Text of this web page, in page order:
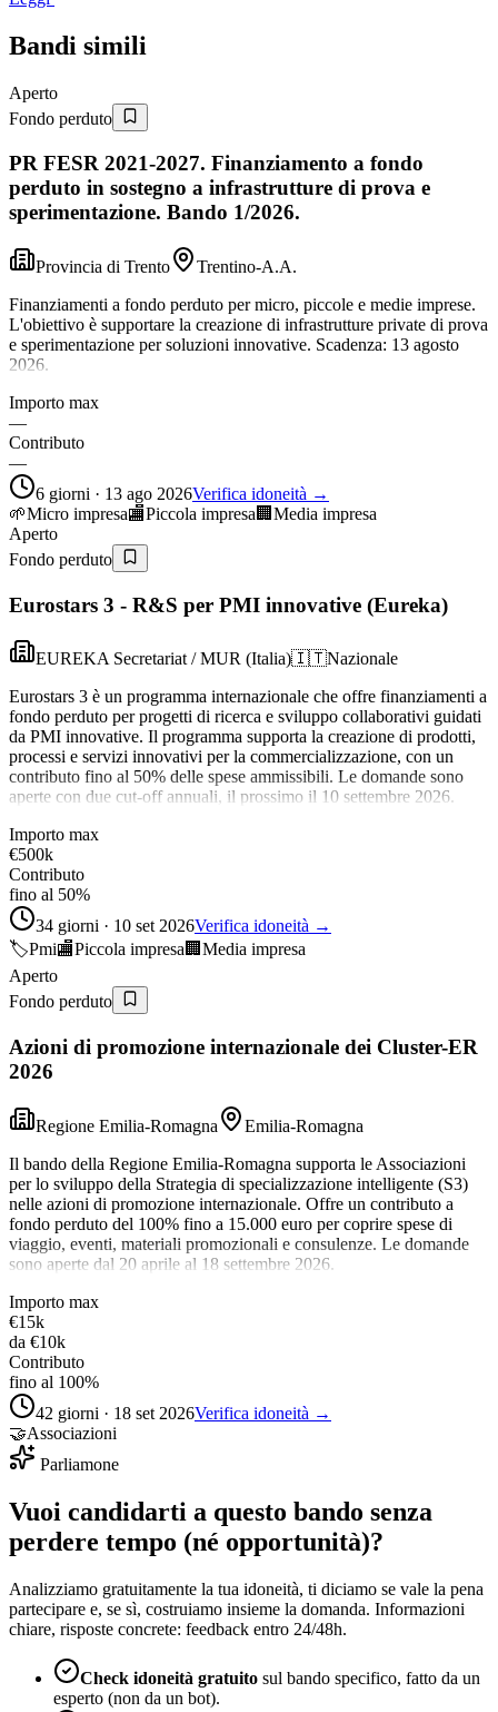
Bandi simili
Aperto
Fondo perduto
PR FESR 2021-2027. Finanziamento a fondo
perduto in sostegno a infrastrutture di prova e
sperimentazione. Bando 1/2026.
Provincia di Trento
Trentino-A.A.
Finanziamenti a fondo perduto per micro, piccole e medie imprese.
L'obiettivo è supportare la creazione di infrastrutture private di prova
e sperimentazione per soluzioni innovative. Scadenza: 13 agosto
2026.
Importo max
—
Contributo
—
6 giorni · 13 ago 2026Verifica idoneità →
🌱Micro impresa🏬Piccola impresa 🏢 Media impresa
Aperto
Fondo perduto
Eurostars 3 - R&S per PMI innovative (Eureka)
EUREKA Secretariat / MUR (Italia)🇮🇹Nazionale
Eurostars 3 è un programma internazionale che offre finanziamenti a
fondo perduto per progetti di ricerca e sviluppo collaborativi guidati
da PMI innovative. Il programma supporta la creazione di prodotti,
processi e servizi innovativi per la commercializzazione, con un
contributo fino al 50% delle spese ammissibili. Le domande sono
aperte con due cut-off annuali, il prossimo il 10 settembre 2026.
Importo max
€500k
Contributo
fino al 50%
34 giorni · 10 set 2026Verifica idoneità →
🏷️Pmi🏬Piccola impresa🏢 Media impresa
Aperto
Fondo perduto
Azioni di promozione internazionale dei Cluster-ER
2026
Regione Emilia-Romagna
Emilia-Romagna
Il bando della Regione Emilia-Romagna supporta le Associazioni
per lo sviluppo della Strategia di specializzazione intelligente (S3)
nelle azioni di promozione internazionale. Offre un contributo a
fondo perduto del 100% fino a 15.000 euro per coprire spese di
viaggio, eventi, materiali promozionali e consulenze. Le domande
sono aperte dal 20 aprile al 18 settembre 2026.
Importo max
€15k
da €10k
Contributo
fino al 100%
42 giorni · 18 set 2026Verifica idoneità →
🤝Associazioni
Parliamone
Vuoi candidarti a questo bando senza
perdere tempo (né opportunità)?
Analizziamo gratuitamente la tua idoneità, ti diciamo se vale la pena
partecipare e, se sì, costruiamo insieme la domanda. Informazioni
chiare, risposte concrete: feedback entro 24/48h.
Check idoneità gratuito sul bando specifico, fatto da un
esperto (non da un bot).